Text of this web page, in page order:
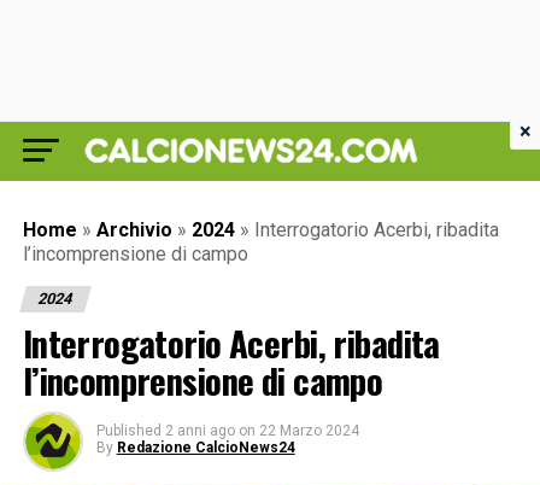
Home » Archivio » 2024 » Interrogatorio Acerbi, ribadita
l’incomprensione di campo
2024
Interrogatorio Acerbi, ribadita
l’incomprensione di campo
Published 2 anni ago on 22 Marzo 2024
By Redazione CalcioNews24
×